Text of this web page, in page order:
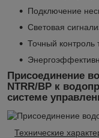
Подключение
Световая
Точный контроль
Присоединение
NTRR/BP к
системе
Технические